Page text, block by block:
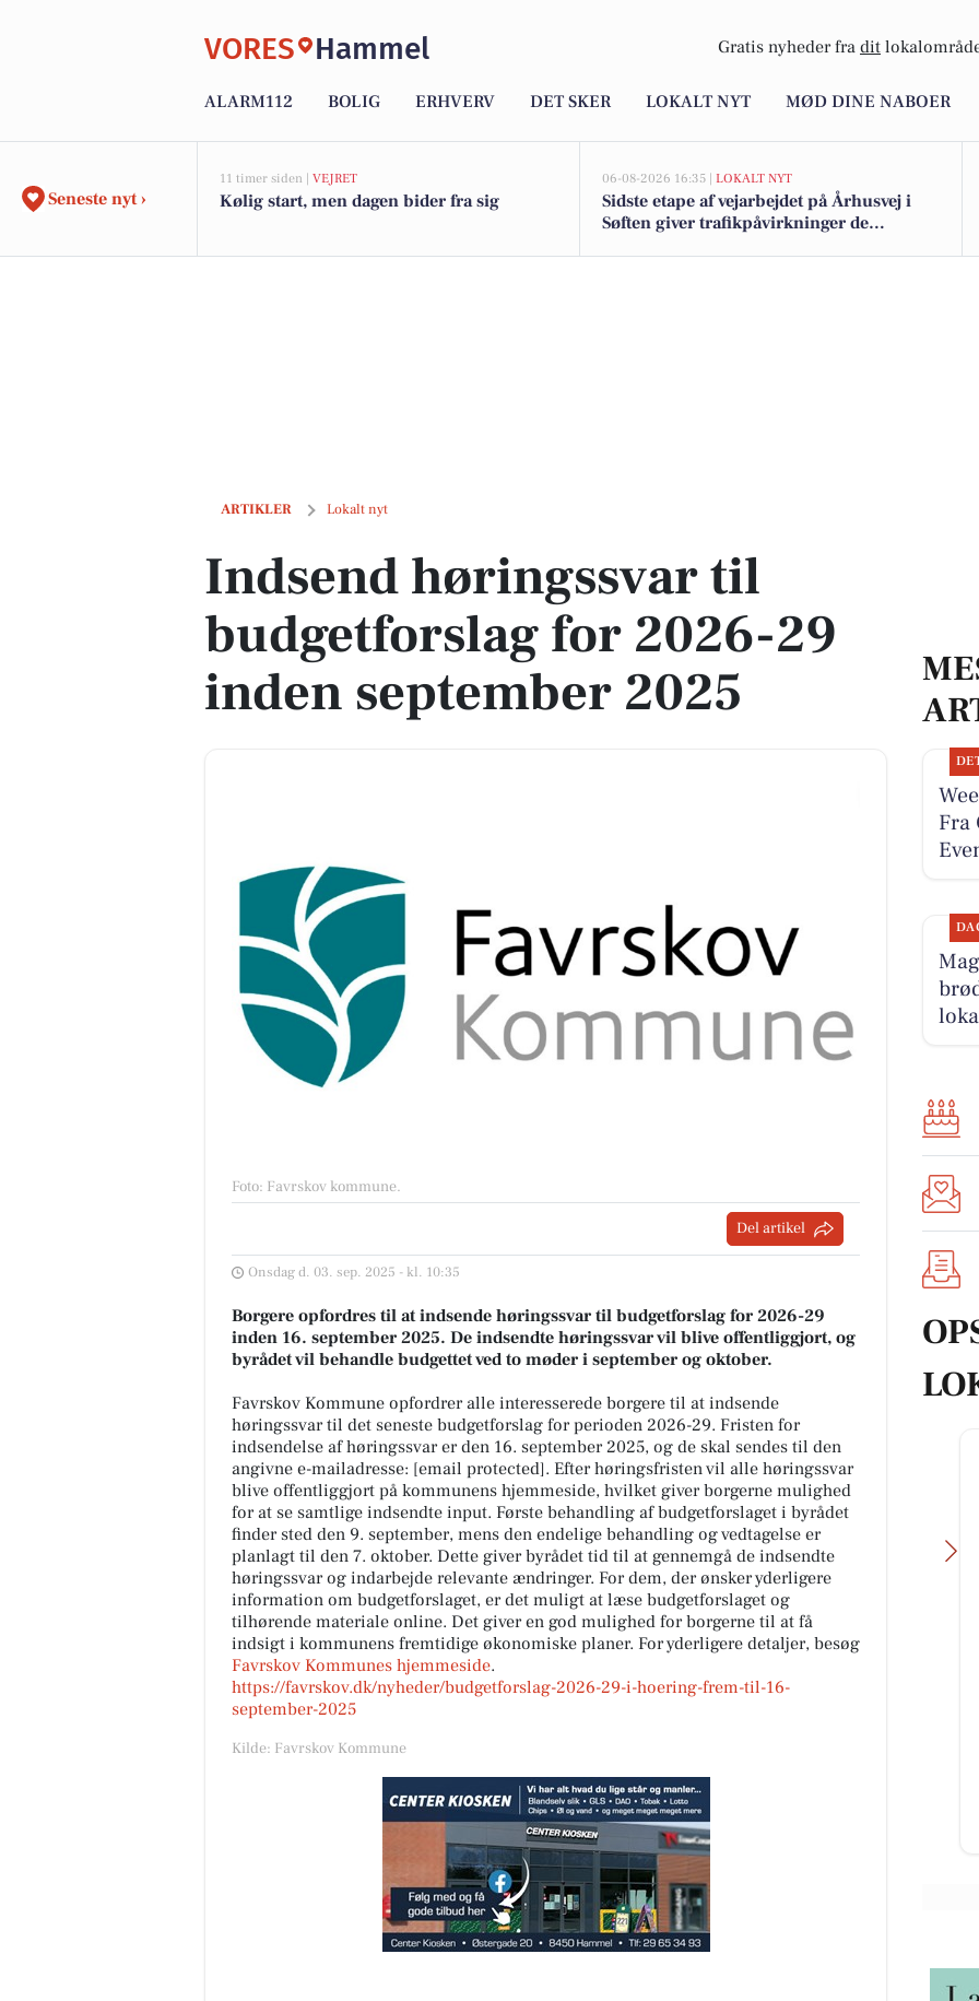
VORES Hammel Gratis nyheder fra dit
ALARM112 BOLIG ERHVERV DET SKER LOKALT NYT MØD DINE NABOER
Seneste nyt ›
11 timer siden | VEJRET
Kølig start, men dagen bider fra sig
06-08-2026 16:35 | LOKALT NYT
Sidste etape af vejarbejdet på Århusvej i
Søften giver trafikpåvirkninger de
ARTIKLER Lokalt nyt
Indsend høringssvar til budgetforslag for 2026-29 inden september 2025
Indsend høringssvar til
budgetforslag for 2026-29
inden september 2025
Foto: Favrskov kommune.
Del artikel
Onsdag d. 03. sep. 2025 - kl. 10:35
Borgere opfordres til at indsende høringssvar til budgetforslag for 2026-29
inden 16. september 2025. De indsendte høringssvar vil blive offentliggjort, og
byrådet vil behandle budgettet ved to møder i september og oktober.
Favrskov Kommune opfordrer alle interesserede borgere til at indsende
høringssvar til det seneste budgetforslag for perioden 2026-29. Fristen for
indsendelse af høringssvar er den 16. september 2025, og de skal sendes til den
angivne e-mailadresse: [email protected]. Efter høringsfristen vil alle høringssvar
blive offentliggjort på kommunens hjemmeside, hvilket giver borgerne mulighed
for at se samtlige indsendte input. Første behandling af budgetforslaget i byrådet
finder sted den 9. september, mens den endelige behandling og vedtagelse er
planlagt til den 7. oktober. Dette giver byrådet tid til at gennemgå de indsendte
høringssvar og indarbejde relevante ændringer. For dem, der ønsker yderligere
information om budgetforslaget, er det muligt at læse budgetforslaget og
tilhørende materiale online. Det giver en god mulighed for borgerne til at få
indsigt i kommunens fremtidige økonomiske planer. For yderligere detaljer, besøg
Favrskov Kommunes hjemmeside.
https://favrskov.dk/nyheder/budgetforslag-2026-29-i-hoering-frem-til-16-
september-2025
Kilde: Favrskov Kommune
Fra
TT CARS ApS
Vi forstår godt hvorfor du ikke kan
Space Star 😍 Det kan vi heller
Åbn opslaget
Oscar Biludlejning
Åbn opslaget